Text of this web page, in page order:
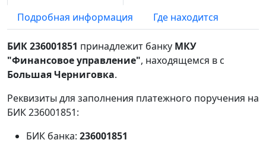
Подробная информация
Где находится
БИК 236001851 принадлежит банку МКУ
"Финансовое управление", находящемся в с
Большая Черниговка.
Реквизиты для заполнения платежного поручения на
БИК 236001851:
БИК банка: 236001851